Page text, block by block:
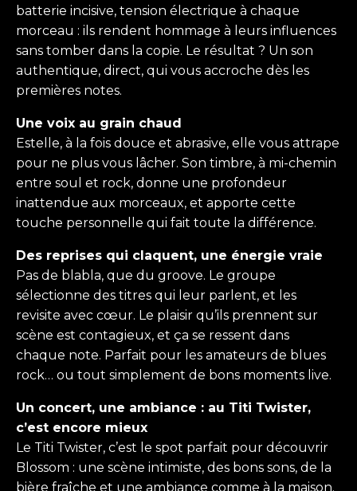
batterie incisive, tension électrique à chaque
morceau : ils rendent hommage à leurs influences
sans tomber dans la copie. Le résultat ? Un son
authentique, direct, qui vous accroche dès les
premières notes.
Une voix au grain chaud
Estelle, à la fois douce et abrasive, elle vous attrape
pour ne plus vous lâcher. Son timbre, à mi-chemin
entre soul et rock, donne une profondeur
inattendue aux morceaux, et apporte cette
touche personnelle qui fait toute la différence.
Des reprises qui claquent, une énergie vraie
Pas de blabla, que du groove. Le groupe
sélectionne des titres qui leur parlent, et les
revisite avec cœur. Le plaisir qu’ils prennent sur
scène est contagieux, et ça se ressent dans
chaque note. Parfait pour les amateurs de blues
rock… ou tout simplement de bons moments live.
Un concert, une ambiance : au Titi Twister,
c’est encore mieux
Le Titi Twister, c’est le spot parfait pour découvrir
Blossom : une scène intimiste, des bons sons, de la
bière fraîche et une ambiance comme à la maison.